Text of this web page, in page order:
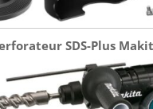
SDS-Plus